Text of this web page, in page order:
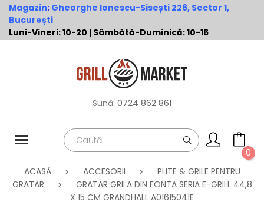
Magazin: Gheorghe Ionescu-Sisești 226, Sector 1,
București
Luni-Vineri: 10-20 | Sâmbătă-Duminică: 10-16
Sună: 0724 862 861
0
ACASĂ
ACCESORII
PLITE & GRILE PENTRU
GRATAR
GRATAR GRILA DIN FONTA SERIA E-GRILL 44,8
X 15 CM GRANDHALL A01615041E